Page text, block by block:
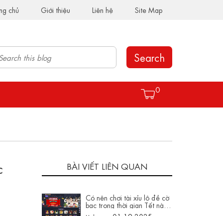
chủ Giới thiệu Liên hệ Site Map
Search
0
BÀI VIẾT LIÊN QUAN
Có nên chơi tài xỉu lô đề cờ
bạc trong thời gian Tết này
không trên hay88003.com